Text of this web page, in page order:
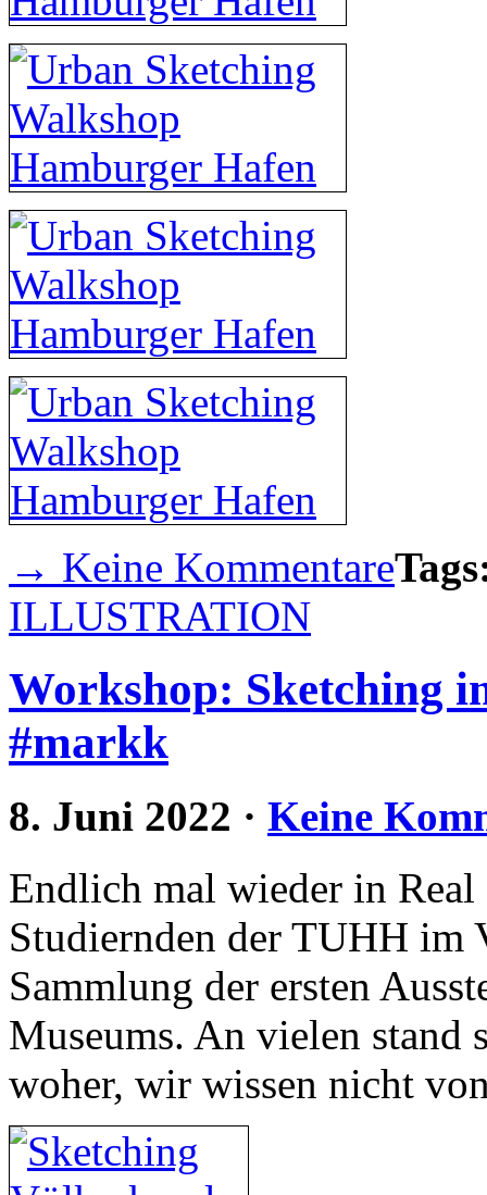
→ Keine Kommentare
ILLUSTRATION
Workshop: Sketching
#markk
8. Juni 2022 · Keine
Endlich mal wieder in
Studiernden der TUHH im
Sammlung der ersten
Museums. An vielen stand
woher, wir wissen nicht